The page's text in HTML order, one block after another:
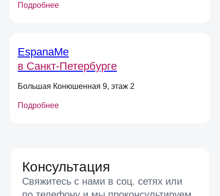
Подробнее
EspanaMe
в Санкт-Петербурге
Большая Конюшенная 9, этаж 2
Подробнее
Оставьте свою почту
и получите скидку 5%
на первый онлайн заказ
*не действует при оплате в магазине,
долями или сертификатом
Я согласен на обработку
данных в соответствии
Условиями договора оферты